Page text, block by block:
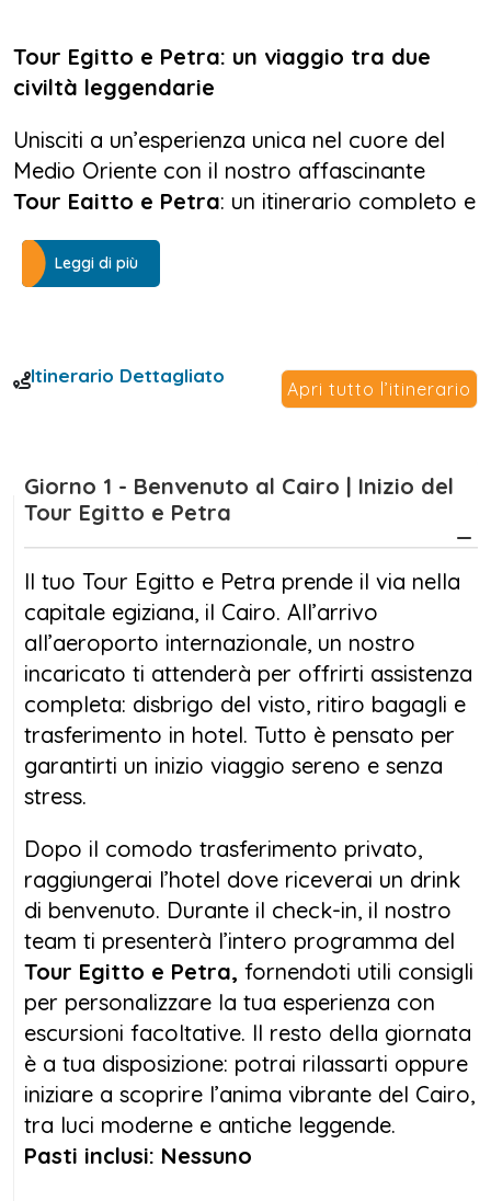
Tour Egitto e Petra: un viaggio tra due
civiltà leggendarie
Unisciti a un’esperienza unica nel cuore del
Medio Oriente con il nostro affascinante
Tour Egitto e Petra: un itinerario completo e
faraoniche dell’Egitto alla magia eterna della
Giordania. Questo viaggio è pensato per chi
città millenarie, templi scolpiti nella roccia e
capitale del Cairo, dove il moderno incontra
il passato in un affascinante equilibrio. Dopo
in hotel, avrai modo di rilassarti prima di
immergerti nelle icone della storia egizia. Il
secondo giorno ti porterà alla scoperta delle
maestose Piramidi di Giza, della Sfinge e del
Grand Egyptian Museum, prima di perderti nei
colori e nei profumi del celebre bazar di
Khan El Khalili.
verso Assuan, da dove inizierai una rilassante
crociera sul Nilo di tre notti a bordo di una
motonave 5 stelle. Navigherai tra luoghi
simbolici come il Tempio di Philae, Kom
Ombo, Edfu, e Luxor. Visiterai templi faraonici
spettacolari e la suggestiva Valle dei Re,
accompagnato da guide esperte parlanti
italiano. Ogni giorno ti regalerà nuove
emozioni e uno sguardo autentico sull’Egitto
dei faraoni.
Leggi di più
Itinerario Dettagliato
Apri tutto l’itinerario
Giorno 1 - Benvenuto al Cairo | Inizio del
Tour Egitto e Petra
Il tuo Tour Egitto e Petra prende il via nella
capitale egiziana, il Cairo. All’arrivo
all’aeroporto internazionale, un nostro
incaricato ti attenderà per offrirti assistenza
completa: disbrigo del visto, ritiro bagagli e
trasferimento in hotel. Tutto è pensato per
garantirti un inizio viaggio sereno e senza
stress.
Dopo il comodo trasferimento privato,
raggiungerai l’hotel dove riceverai un drink
di benvenuto. Durante il check-in, il nostro
team ti presenterà l’intero programma del
Tour Egitto e Petra, fornendoti utili consigli
per personalizzare la tua esperienza con
escursioni facoltative. Il resto della giornata
è a tua disposizione: potrai rilassarti oppure
iniziare a scoprire l’anima vibrante del Cairo,
tra luci moderne e antiche leggende.
Pasti inclusi: Nessuno